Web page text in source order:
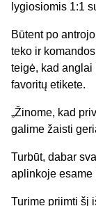
lygiosiomis 1:1
Būtent po
teko ir
teigė, kad anglai
favoritų etikete.
„Žinome, kad
galime žaisti
Turbūt, dabar
aplinkoje esame
Turime priimti šį